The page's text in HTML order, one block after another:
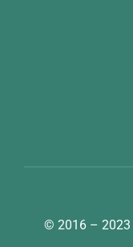
© 2016 – 2023